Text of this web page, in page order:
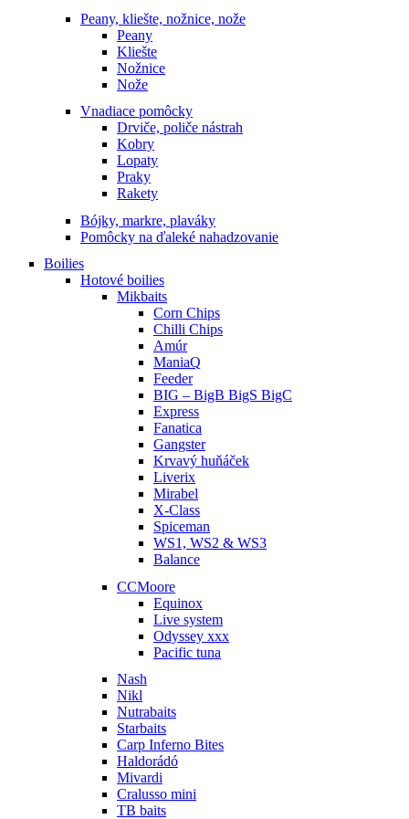
Peany, kliešte, nožnice, nože
Peany
Kliešte
Nožnice
Nože
Vnadiace pomôcky
Drviče, poliče nástrah
Kobry
Lopaty
Praky
Rakety
Bójky, markre, plaváky
Pomôcky na ďaleké nahadzovanie
Boilies
Hotové boilies
Mikbaits
Corn Chips
Chilli Chips
Amúr
ManiaQ
Feeder
BIG – BigB BigS BigC
Express
Fanatica
Gangster
Krvavý huňáček
Liverix
Mirabel
X-Class
Spiceman
WS1, WS2 & WS3
Balance
CCMoore
Equinox
Live system
Odyssey xxx
Pacific tuna
Nash
Nikl
Nutrabaits
Starbaits
Carp Inferno Bites
Haldorádó
Mivardi
Cralusso mini
TB baits